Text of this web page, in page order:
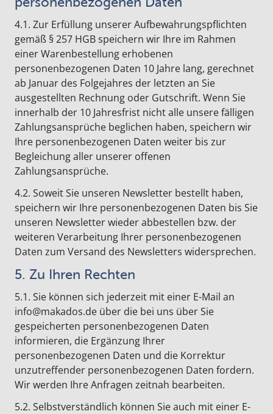
4.1. Zur Erfüllung unserer Aufbewahrungspflichten
gemäß § 257 HGB speichern wir Ihre im Rahmen
einer Warenbestellung erhobenen
personenbezogenen Daten 10 Jahre lang, gerechnet
ab Januar des Folgejahres der letzten an Sie
ausgestellten Rechnung oder Gutschrift. Wenn Sie
innerhalb der 10 Jahresfrist nicht alle unsere fälligen
Zahlungsansprüche beglichen haben, speichern wir
Ihre personenbezogenen Daten weiter bis zur
Begleichung aller unserer offenen
Zahlungsansprüche.
4.2. Soweit Sie unseren Newsletter bestellt haben,
speichern wir Ihre personenbezogenen Daten bis Sie
unseren Newsletter wieder abbestellen bzw. der
weiteren Verarbeitung Ihrer personenbezogenen
Daten zum Versand des Newsletters widersprechen.
5. Zu Ihren Rechten
5.1. Sie können sich jederzeit mit einer E-Mail an
info@makados.de über die bei uns über Sie
gespeicherten personenbezogenen Daten
informieren, die Ergänzung Ihrer
personenbezogenen Daten und die Korrektur
unzutreffender personenbezogenen Daten fordern.
Wir werden Ihre Anfragen zeitnah bearbeiten.
5.2. Selbstverständlich können Sie auch mit einer E-